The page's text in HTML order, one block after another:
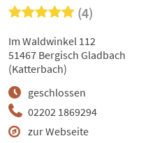
(4)
02202 1869294
zur Webseite
geschlossen
Im Waldwinkel 112
51467 Bergisch Gladbach
(Katterbach)